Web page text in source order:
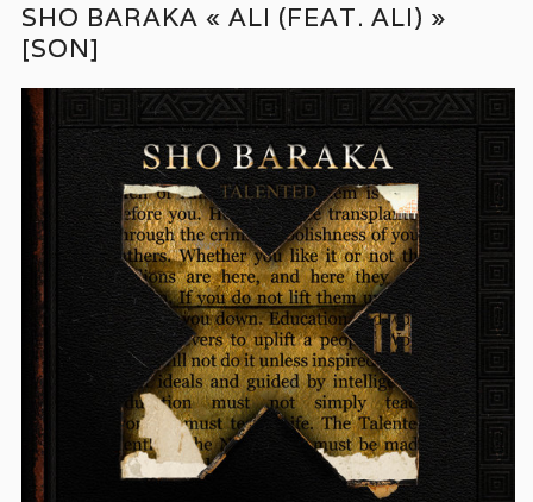
SHO BARAKA « ALI (FEAT. ALI) »
[SON]